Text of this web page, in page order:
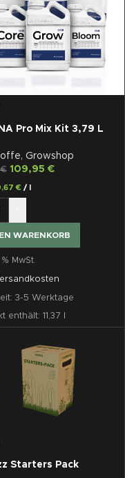
Pro Mix Kit 3,79 L
, Growshop
€ 109,95 €
€/
WARENKORB
MwSt.
3-5 Werktage
enthält: 11,37
Starters Pack